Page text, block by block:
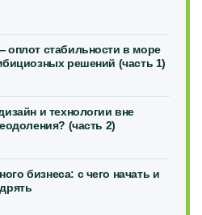
оплот стабильности в море
решений (часть 1)
и технологии вне
(часть 2)
бизнеса: с чего начать и